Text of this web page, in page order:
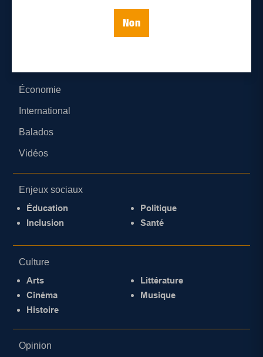
Non
Économie
International
Balados
Vidéos
Enjeux sociaux
Éducation
Inclusion
Politique
Santé
Culture
Arts
Cinéma
Histoire
Littérature
Musique
Opinion